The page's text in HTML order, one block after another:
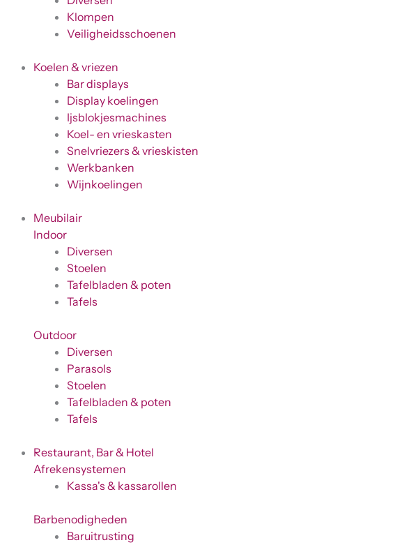
Klompen
Veiligheidsschoenen
Koelen & vriezen
Bar displays
Display koelingen
Ijsblokjesmachines
Koel- en vrieskasten
Snelvriezers & vrieskisten
Werkbanken
Wijnkoelingen
Meubilair
Indoor
Diversen
Stoelen
Tafelbladen & poten
Tafels
Outdoor
Diversen
Parasols
Stoelen
Tafelbladen & poten
Tafels
Restaurant, Bar & Hotel
Afrekensystemen
Kassa's & kassarollen
Barbenodigheden
Baruitrusting